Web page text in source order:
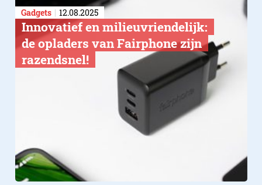
Gadgets 12.08.2025
Innovatief en milieuvriendelijk:
de opladers van Fairphone zijn
razendsnel!